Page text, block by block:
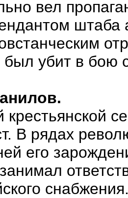
вел
штаба
был убит в
В рядах
его